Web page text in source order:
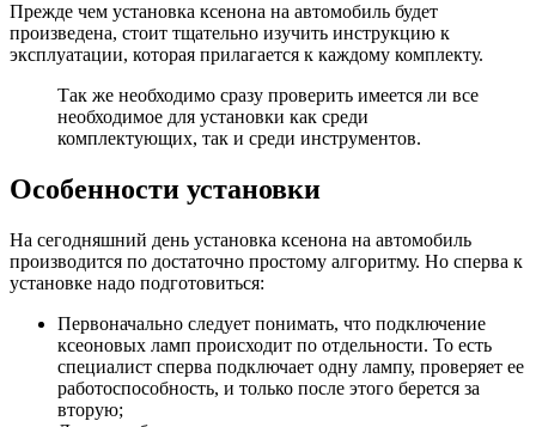
Прежде чем установка ксенона на автомобиль будет
произведена, стоит тщательно изучить инструкцию к
эксплуатации, которая прилагается к каждому комплекту.
Так же необходимо сразу проверить имеется ли все
необходимое для установки как среди
комплектующих, так и среди инструментов.
Особенности установки
На сегодняшний день установка ксенона на автомобиль
производится по достаточно простому алгоритму. Но сперва к
установке надо подготовиться:
Первоначально следует понимать, что подключение
ксеоновых ламп происходит по отдельности. То есть
специалист сперва подключает одну лампу, проверяет ее
работоспособность, и только после этого берется за
вторую;